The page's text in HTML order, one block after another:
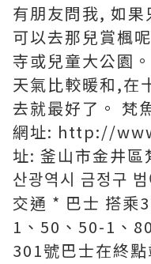
有朋友問我, 如
可以去那兒賞楓
寺或兒童大公園
天氣比較暖和,在
去就最好了。 梵
網址: http://
址: 釜山市金井
산광역시 금정구
交通 * 巴士 搭乘
1、50、50-1、
301號巴士在終